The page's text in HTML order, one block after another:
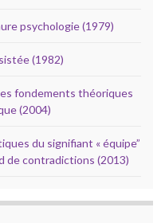
psychologie (1979)
(1982)
fondements théoriques
(2004)
du signifiant « équipe”
de contradictions (2013)